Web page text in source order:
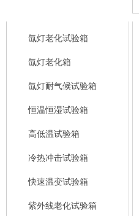
氙灯老化试验箱
氙灯老化箱
氙灯耐气候试验箱
恒温恒湿试验箱
高低温试验箱
冷热冲击试验箱
快速温变试验箱
紫外线老化试验箱